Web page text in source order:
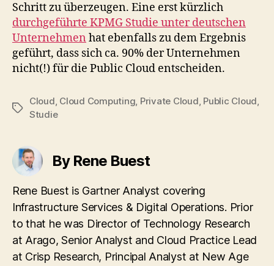
Schritt zu überzeugen. Eine erst kürzlich
durchgeführte KPMG Studie unter deutschen
Unternehmen hat ebenfalls zu dem Ergebnis
geführt, dass sich ca. 90% der Unternehmen
nicht(!) für die Public Cloud entscheiden.
Tags
Cloud, Cloud Computing, Private Cloud, Public Cloud,
Studie
By Rene Buest
Rene Buest is Gartner Analyst covering
Infrastructure Services & Digital Operations. Prior
to that he was Director of Technology Research
at Arago, Senior Analyst and Cloud Practice Lead
at Crisp Research, Principal Analyst at New Age